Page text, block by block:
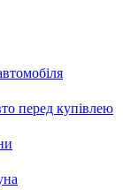
перед купівлею